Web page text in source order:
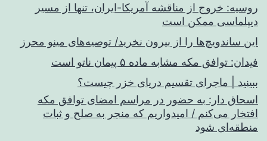
روسیه: خروج از مناقشه آمریکا-ایران، تنها از مسیر
دیپلماسی ممکن است
این ساندویچ‌ها را از بیرون نخرید/ توصیه‌های مینو محرز
فیدان: توافق مکه مشابه ماده ۵ پیمان ناتو است
ببینید | ماجرای تقسیم دریای خزر چیست؟
اسحاق‌ دار: به حضور در مراسم امضای توافق مکه
افتخار می‌کنم / امیدواریم که منجر به صلح و ثبات
منطقه‌ای شود